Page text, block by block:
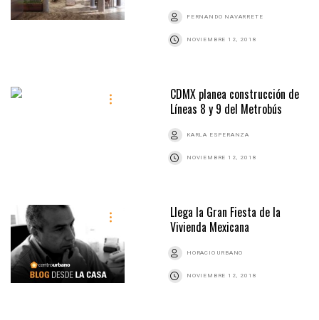
FERNANDO NAVARRETE
NOVIEMBRE 12, 2018
CDMX planea construcción de
Líneas 8 y 9 del Metrobús
KARLA ESPERANZA
NOVIEMBRE 12, 2018
Llega la Gran Fiesta de la
Vivienda Mexicana
HORACIO URBANO
NOVIEMBRE 12, 2018